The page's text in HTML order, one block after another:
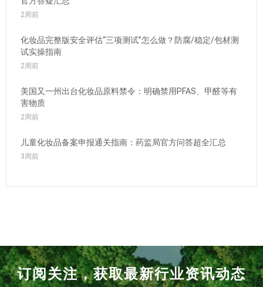
2周前
化妆品完整版安全评估“三项测试”怎么做？防腐/稳定/包材测
试实操指南
2周前
美国又一州出台化妆品原料禁令：明确禁用PFAS、甲醛等有
害物质
2周前
儿童化妆品备案申报通关指南：药监局官方问答超全汇总
3周前
订阅关注，获取最新行业资讯动态